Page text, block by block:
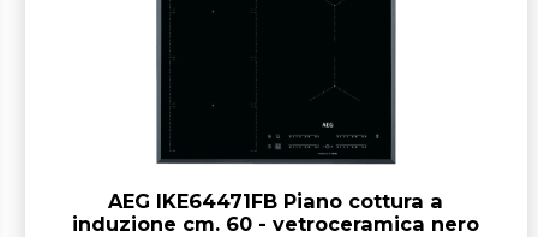
AEG IKE64471FB Piano cottura a
induzione cm. 60 - vetroceramica nero